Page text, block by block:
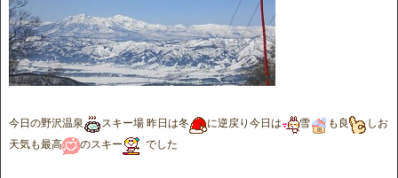
今日の野沢温泉 スキー場 昨日は冬 に逆戻り今日は 雪 も良
しお
天気も最高
のスキー でした